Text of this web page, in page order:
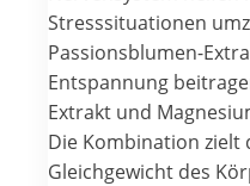
Stresssituationen
Passionsblumen-
Entspannung
Extrakt und
Die Kombination zielt
Gleichgewicht des